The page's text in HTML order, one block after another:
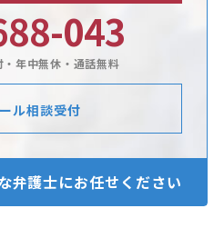
043
年中無休・通話無料
ル相談受付
弁護士にお任せください